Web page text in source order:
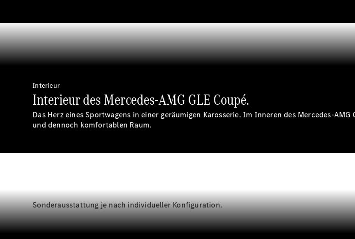
Rückrufe
Digitale
Broschüre
Fahrzeugzubehör
Interieur
Interieur des Mercedes-AMG GLE Coupé.
Das Herz eines Sportwagens in einer geräumigen Karosserie. Im Inneren des Mercedes-
und dennoch komfortablen Raum.
Sonderausstattung je nach individueller Konfiguration.